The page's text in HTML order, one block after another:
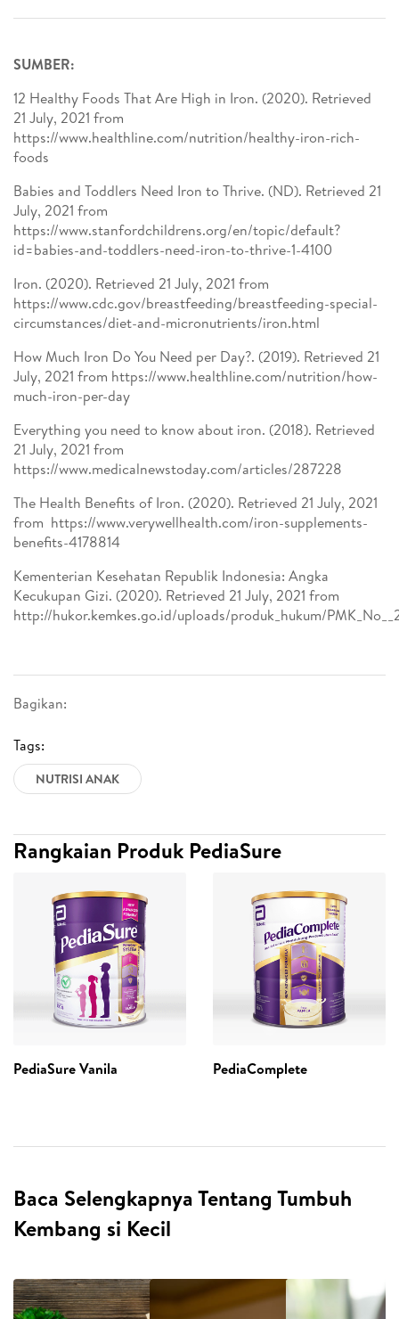
Bagikan:
Tags:
NUTRISI ANAK
SUMBER:
12 Healthy Foods That Are High in Iron. (2020). Retrieved
21 July, 2021 from
https://www.healthline.com/nutrition/healthy-iron-rich-
foods
Babies and Toddlers Need Iron to Thrive. (ND). Retrieved 21
July, 2021 from
https://www.stanfordchildrens.org/en/topic/default?
id=babies-and-toddlers-need-iron-to-thrive-1-4100
Iron. (2020). Retrieved 21 July, 2021 from
https://www.cdc.gov/breastfeeding/breastfeeding-special-
circumstances/diet-and-micronutrients/iron.html
How Much Iron Do You Need per Day?. (2019). Retrieved 21
July, 2021 from https://www.healthline.com/nutrition/how-
much-iron-per-day
Everything you need to know about iron. (2018). Retrieved
21 July, 2021 from
https://www.medicalnewstoday.com/articles/287228
The Health Benefits of Iron. (2020). Retrieved 21 July, 2021
from https://www.verywellhealth.com/iron-supplements-
benefits-4178814
Kementerian Kesehatan Republik Indonesia: Angka
Kecukupan Gizi. (2020). Retrieved 21 July, 2021 from
http://hukor.kemkes.go.id/uploads/produk_hukum/
Rangkaian Produk PediaSure
PediaSure Vanila PediaComplete
Baca Selengkapnya Tentang Tumbuh
Kembang si Kecil